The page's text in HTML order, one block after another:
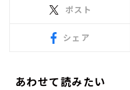
ポスト
シェア
あわせて読みたい